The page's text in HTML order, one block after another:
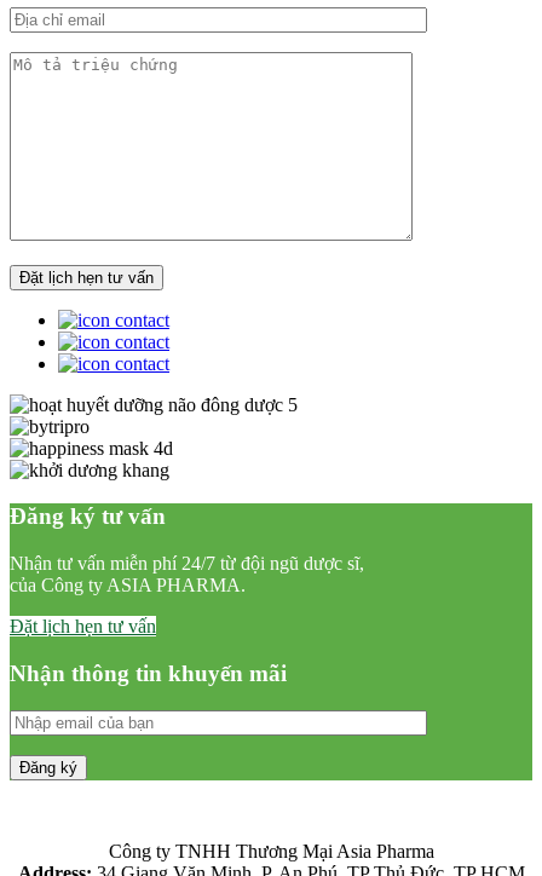
Đăng ký tư vấn
Nhận tư vấn miễn phí 24/7 từ đội ngũ dược sĩ,
của Công ty ASIA PHARMA.
Đặt lịch hẹn tư vấn
Nhận thông tin khuyến mãi
Công ty TNHH Thương Mại Asia Pharma